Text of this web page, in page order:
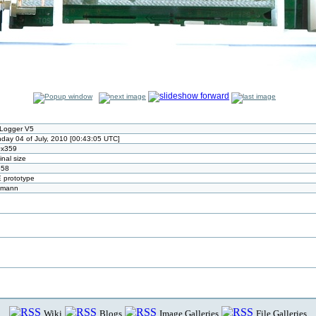
V5
04 of July, 2010 [00:43:05 UTC]
size
prototype
Wiki Blogs Image Galleries File Galleries